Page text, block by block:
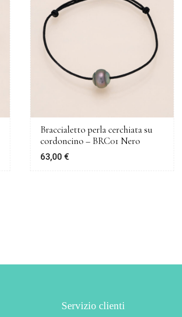
Braccialetto perla cerchiata su
cordoncino – BRC01 Nero
63,00 €
Servizio clienti